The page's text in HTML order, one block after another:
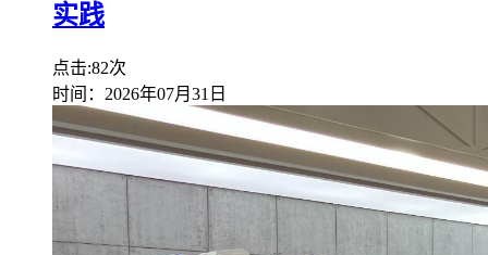
实践
点击:82次
时间：2026年07月31日